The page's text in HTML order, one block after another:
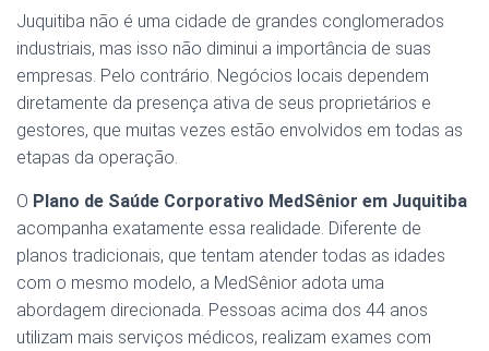
Juquitiba não é uma cidade de grandes conglomerados
industriais, mas isso não diminui a importância de suas
empresas. Pelo contrário. Negócios locais dependem
diretamente da presença ativa de seus proprietários e
gestores, que muitas vezes estão envolvidos em todas as
etapas da operação.
O Plano de Saúde Corporativo MedSênior em Juquitiba
acompanha exatamente essa realidade. Diferente de
planos tradicionais, que tentam atender todas as idades
com o mesmo modelo, a MedSênior adota uma
abordagem direcionada. Pessoas acima dos 44 anos
utilizam mais serviços médicos, realizam exames com